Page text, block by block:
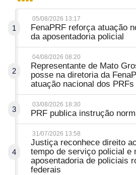
1
05/08/2026 13:17
FenaPRF reforça atuação
da aposentadoria policial
2
04/08/2026 08:20
Representante de Mato
posse na diretoria da
atuação nacional dos PRFs
3
03/08/2026 18:30
PRF publica instrução
4
31/07/2026 13:58
Justiça reconhece direito
tempo de serviço policial e
aposentadoria de policiais
federais